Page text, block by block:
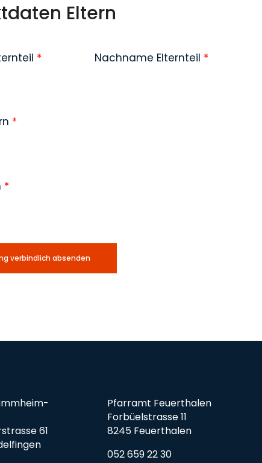
Eltern
* Nachname Elternteil *
*
*
verbindlich absenden
61
Pfarramt Feuerthalen
Forbüelstrasse 11
8245 Feuerthalen
052 659 22 30